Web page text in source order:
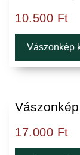
10.500 Ft
Vászonkép
17.000 Ft